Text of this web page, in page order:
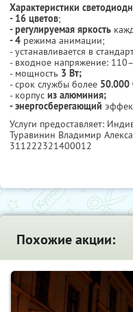
Характеристики
- 16 цветов;
- регулируемая яркость
- 4 режима анимации;
- устанавливается в
- входное напряжение:
- мощность 3 Вт;
- срок службы более 50.000
- корпус из алюминия;
- энергосберегающий
Услуги предоставляет:
Туравинин Владимир
311222321400012
Похожие акции: